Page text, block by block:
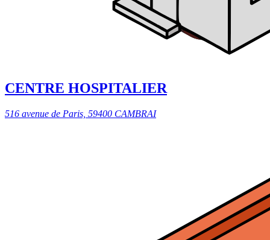
CENTRE HOSPITALIER
516 avenue de Paris, 59400 CAMBRAI